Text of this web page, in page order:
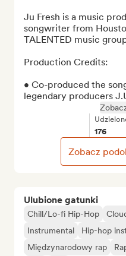
Ulubione gatunki
Chill/Lo-fi Hip-Hop
Instrumental
Hip-hop
Międzynarodowy rap
Ju Fresh is a music
songwriter from
TALENTED music
Production Credits:
• Co-produced the
legendary producers
176
Zobacz